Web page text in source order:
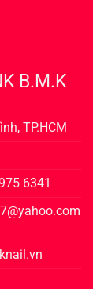
B.M.K
TP.HCM
6341